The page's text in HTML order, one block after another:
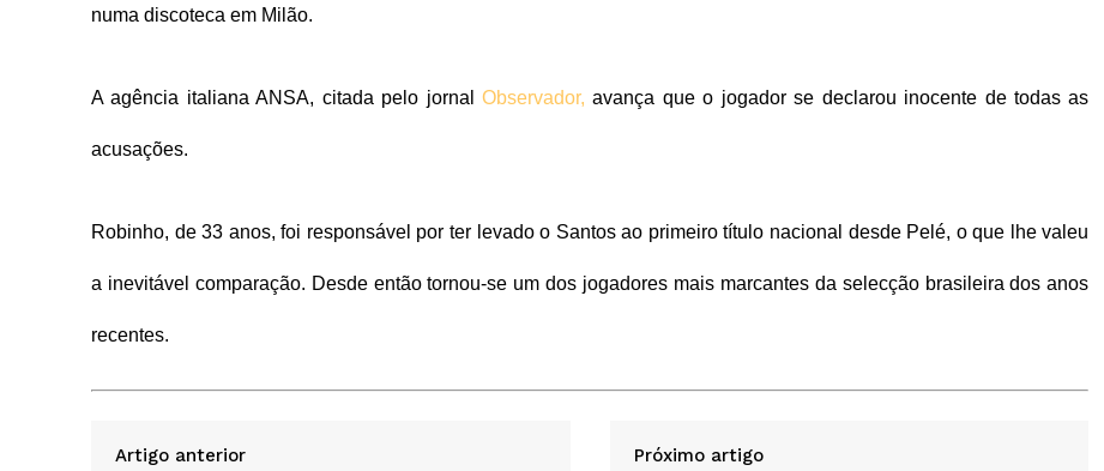
numa discoteca em Milão.
A agência italiana ANSA, citada pelo jornalObservador, avança que o jogador se declarou inocente de todas as
acusações.
Robinho, de 33 anos, foi responsável por ter levado o Santos ao primeiro título nacional desde Pelé, o que lhe valeu
a inevitável comparação. Desde então tornou-se um dos jogadores mais marcantes da selecção brasileira dos anos
recentes.
Artigo anterior Próximo artigo